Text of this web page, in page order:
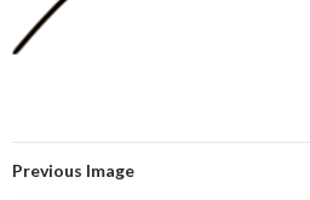
Previous Image